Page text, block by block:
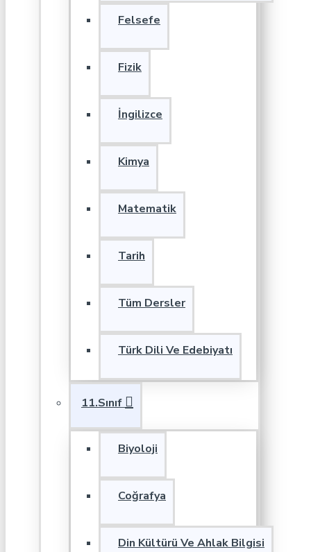
Felsefe
Fizik
İngilizce
Kimya
Matematik
Tarih
Tüm Dersler
Türk Dili Ve Edebiyatı
11.Sınıf
Biyoloji
Coğrafya
Din Kültürü Ve Ahlak Bilgisi